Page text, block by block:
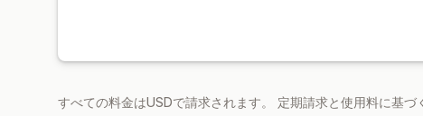
すべての料金はUSDで請求されます。 定期請求と使用料に基づ